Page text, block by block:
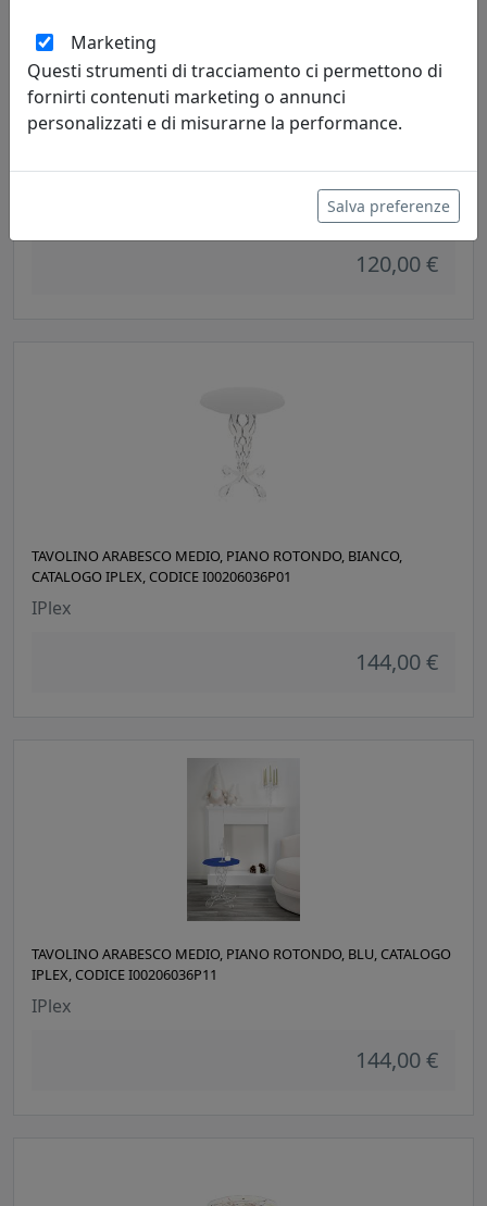
120,00 €
TAVOLINO ARABESCO MEDIO, PIANO ROTONDO, BIANCO,
CATALOGO IPLEX, CODICE I00206036P01
IPlex
144,00 €
TAVOLINO ARABESCO MEDIO, PIANO ROTONDO, BLU, CATALOGO
IPLEX, CODICE I00206036P11
IPlex
144,00 €
Marketing
Questi strumenti di tracciamento ci permettono di
fornirti contenuti marketing o annunci
personalizzati e di misurarne la performance.
Salva preferenze